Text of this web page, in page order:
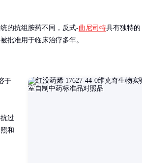
的抗组胺药不同，反式-曲尼司特具有独特的
批准用于临床治疗多年。
于
过
和